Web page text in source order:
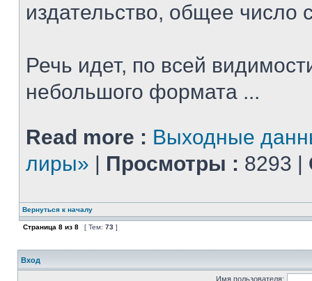
издательство, общее число
Речь идет, по всей
небольшого формата ...
Read more : Выходные
лиры» | Просмотры : 8293 |
Вернуться к началу
Страница 8 из 8 [ Тем: 73 ]
Вход
Имя пользователя: